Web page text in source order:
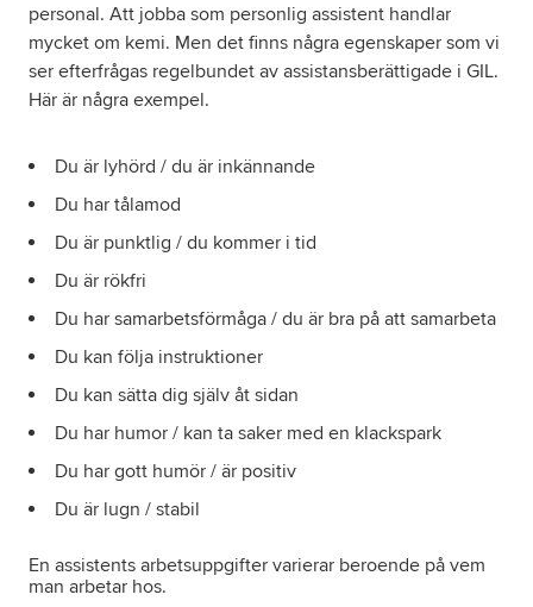
personal. Att jobba som personlig assistent handlar
mycket om kemi. Men det finns några egenskaper som vi
ser efterfrågas regelbundet av assistansberättigade i GIL.
Här är några exempel.
Du är lyhörd / du är inkännande
Du har tålamod
Du är punktlig / du kommer i tid
Du är rökfri
Du har samarbetsförmåga / du är bra på att samarbeta
Du kan följa instruktioner
Du kan sätta dig själv åt sidan
Du har humor / kan ta saker med en klackspark
Du har gott humör / är positiv
Du är lugn / stabil
En assistents arbetsuppgifter varierar beroende på vem
man arbetar hos.